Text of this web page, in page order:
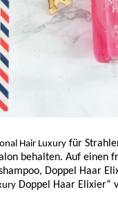
Hair Luxury für
behalten. Auf einen
Doppel Haar
Doppel Haar Elixier“